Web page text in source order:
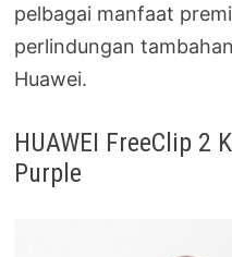
pelbagai manfaat
perlindungan
Huawei.
HUAWEI FreeClip 2
Purple